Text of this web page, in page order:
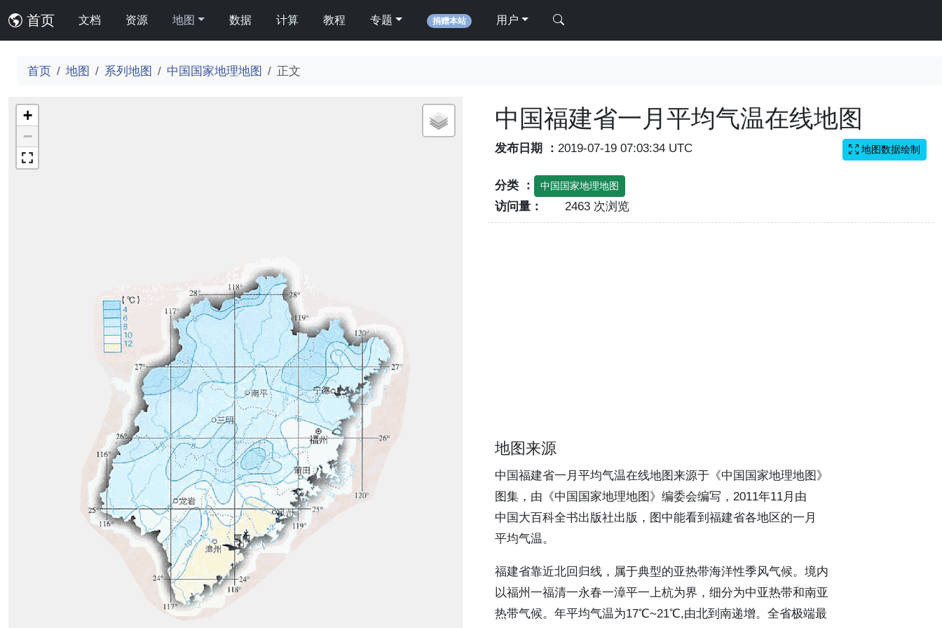
首页 文档 资源 地图 数据 计算 教程 专题 捐赠本站 用户
首页 地图 系列地图 中国国家地理地图 正文
+
−
中国福建省一月平均气温在线地图
发布日期 ： 2019-07-19 07:03:34 UTC
分类 ： 中国国家地理地图
访问量： 2463 次浏览
地图数据绘制
地图来源
中国福建省一月平均气温在线地图来源于《中国国家地理地图》
图集，由《中国国家地理地图》编委会编写，2011年11月由
中国大百科全书出版社出版，图中能看到福建省各地区的一月
平均气温。
福建省靠近北回归线，属于典型的亚热带海洋性季风气候。境内
以福州一福清一永春一漳平一上杭为界，细分为中亚热带和南亚
热带气候。年平均气温为17℃~21℃,由北到南递增。全省极端最